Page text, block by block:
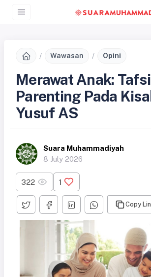
Wawasan Opini
Merawat Anak:
Parenting Pada
Yusuf AS
Suara Muhammadiyah
8 July 2026
322 1
Copy